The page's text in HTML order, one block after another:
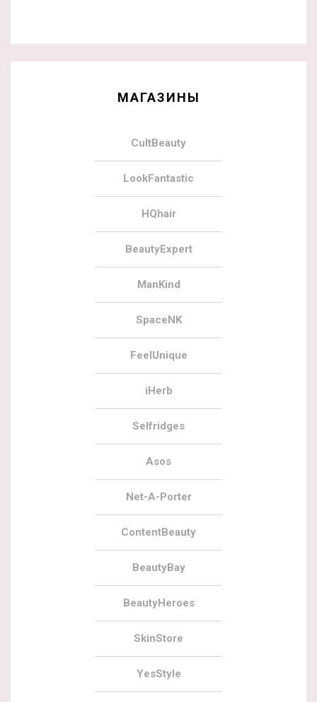
МАГАЗИНЫ
CultBeauty
LookFantastic
HQhair
BeautyExpert
ManKind
SpaceNK
FeelUnique
iHerb
Selfridges
Asos
Net-A-Porter
ContentBeauty
BeautyBay
BeautyHeroes
SkinStore
YesStyle